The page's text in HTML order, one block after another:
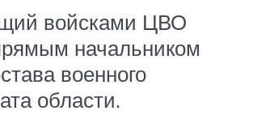
войсками ЦВО
начальником
военного
области.